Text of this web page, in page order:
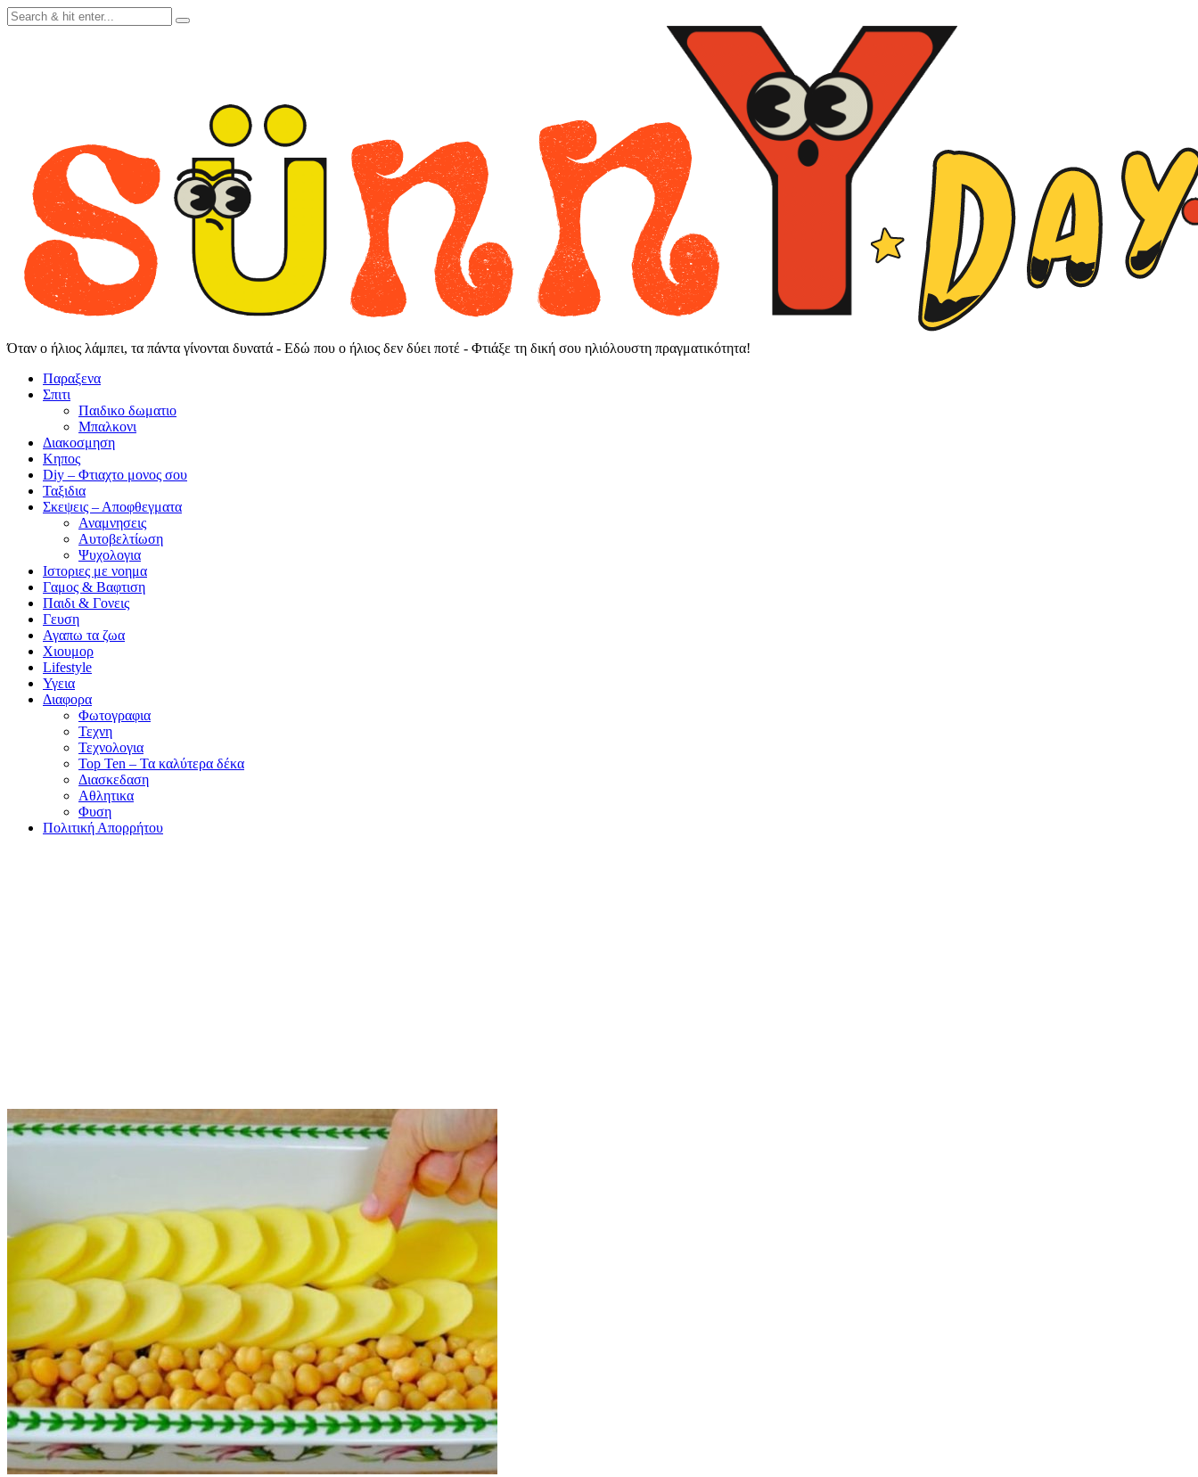
Skip
to
Όταν ο ήλιος λάμπει, τα πάντα γίνονται δυνατά - Εδώ που ο ήλιος δεν δύει ποτέ - Φτιάξε τη δική σου ηλιόλουστη πραγματικότητα!
Παραξενα
Σπιτι
Παιδικο δωματιο
Μπαλκονι
Διακοσμηση
Κηπος
Diy – Φτιαχτο μονος σου
Ταξιδια
Σκεψεις – Αποφθεγματα
Αναμνησεις
Αυτοβελτίωση
Ψυχολογια
Ιστοριες με νοημα
Γαμος & Βαφτιση
Παιδι & Γονεις
Γευση
Αγαπω τα ζωα
Xιουμορ
Lifestyle
Υγεια
Διαφορα
Φωτογραφια
Τεχνη
Τεχνολογια
Top Ten – Τα καλύτερα δέκα
Διασκεδαση
Αθλητικα
Φυση
Πολιτική Απορρήτου